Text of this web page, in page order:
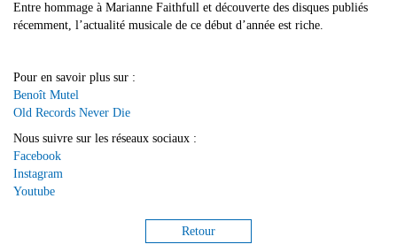
Entre hommage à Marianne Faithfull et découverte des disques publiés
récemment, l’actualité musicale de ce début d’année est riche.
Pour en savoir plus sur :
Benoît Mutel
Old Records Never Die
Nous suivre sur les réseaux sociaux :
Facebook
Instagram
Youtube
Retour